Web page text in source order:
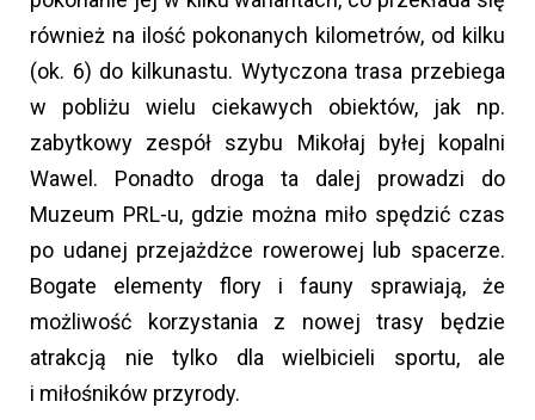
również na ilość pokonanych kilometrów, od kilku
(ok. 6) do kilkunastu. Wytyczona trasa przebiega
w pobliżu wielu ciekawych obiektów, jak np.
zabytkowy zespół szybu Mikołaj byłej kopalni
Wawel. Ponadto droga ta dalej prowadzi do
Muzeum PRL-u, gdzie można miło spędzić czas
po udanej przejażdżce rowerowej lub spacerze.
Bogate elementy flory i fauny sprawiają, że
możliwość korzystania z nowej trasy będzie
atrakcją nie tylko dla wielbicieli sportu, ale
i miłośników przyrody.